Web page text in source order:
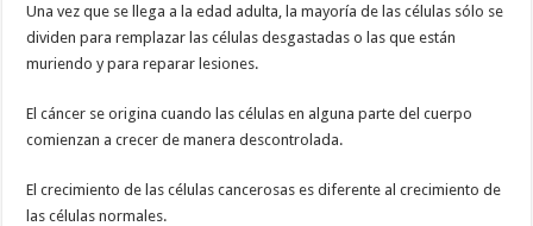
Una vez que se llega a la edad adulta, la mayoría de las células sólo se
dividen para remplazar las células desgastadas o las que están
muriendo y para reparar lesiones.
El cáncer se origina cuando las células en alguna parte del cuerpo
comienzan a crecer de manera descontrolada.
El crecimiento de las células cancerosas es diferente al crecimiento de
las células normales.